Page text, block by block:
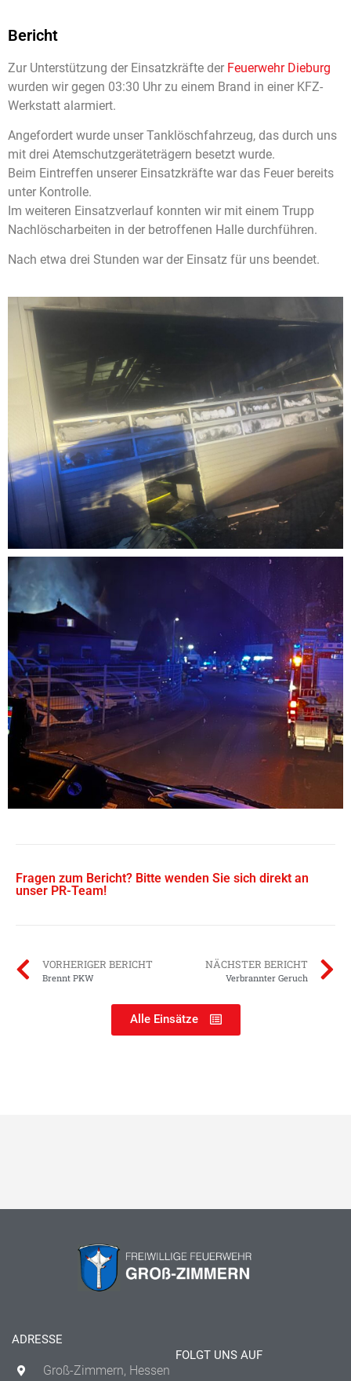
Bericht
Zur Unterstützung der Einsatzkräfte der Feuerwehr Dieburg
wurden wir gegen 03:30 Uhr zu einem Brand in einer KFZ-
Werkstatt alarmiert.
Angefordert wurde unser Tanklöschfahrzeug, das durch uns
mit drei Atemschutzgeräteträgern besetzt wurde.
Beim Eintreffen unserer Einsatzkräfte war das Feuer bereits
unter Kontrolle.
Im weiteren Einsatzverlauf konnten wir mit einem Trupp
Nachlöscharbeiten in der betroffenen Halle durchführen.
Nach etwa drei Stunden war der Einsatz für uns beendet.
Fragen zum Bericht? Bitte wenden Sie sich direkt an
unser PR-Team!
VORHERIGER BERICHT
Brennt PKW
NÄCHSTER BERICHT
Verbrannter Geruch
Alle Einsätze
ADRESSE
Groß-Zimmern, Hessen
FOLGT UNS AUF